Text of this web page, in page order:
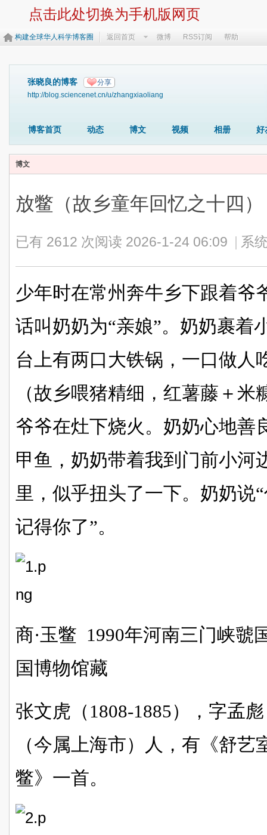
点击此处切换为手机版网页
构建全球华人科学博客圈 返回首页 微博 RSS订阅 帮助
张晓良的博客 分享
http://blog.sciencenet.cn/u/zhangxiaoliang
博客首页 动态 博文 视频 相册 好
博文
放鳖（故乡童年回忆之十四）
已有 2612 次阅读 2026-1-24 06:09 系
少年时在常州奔牛乡下跟着爷
话叫奶奶为“亲娘”。奶奶裹着
台上有两口大铁锅，一口做人
（故乡喂猪精细，红薯藤＋
爷爷在灶下烧火。奶奶心地善
甲鱼，奶奶带着我到门前小河
里，似乎扭头了一下。奶奶说
记得你了”。
商·玉鳖 1990年河南三门峡虢
国博物馆藏
张文虎（1808-1885），字孟
（今属上海市）人，有《舒
鳖》一首。